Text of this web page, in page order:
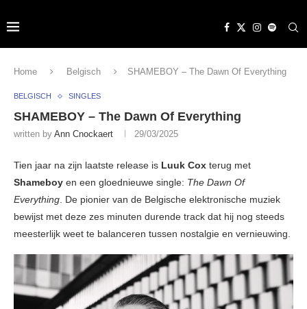
Home Belgisch SHAMEBOY – The Dawn Of Everything
BELGISCH SINGLES
SHAMEBOY – The Dawn Of Everything
written by Ann Cnockaert 29/03/2025
Tien jaar na zijn laatste release is Luuk Cox terug met
Shameboy en een gloednieuwe single: The Dawn Of
Everything. De pionier van de Belgische elektronische muziek
bewijst met deze zes minuten durende track dat hij nog steeds
meesterlijk weet te balanceren tussen nostalgie en vernieuwing.